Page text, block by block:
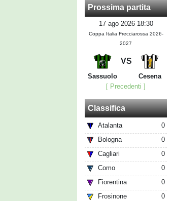
Prossima partita
17 ago 2026 18:30
Coppa Italia Frecciarossa 2026-
2027
VS
Sassuolo
Cesena
[ Precedenti ]
Classifica
Atalanta
0
Bologna
0
Cagliari
0
Como
0
Fiorentina
0
Frosinone
0